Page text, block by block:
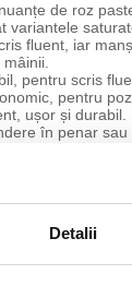
Detalii
de roz
variantele
fluent, iar
pentru scris
pentru
ușor și durabil.
în penar sau
(dreptaci și